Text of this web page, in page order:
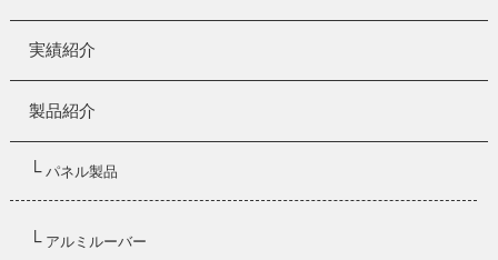
実績紹介
製品紹介
└ パネル製品
└ アルミルーバー